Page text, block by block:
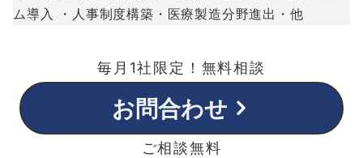
ム導入 ・人事制度構築・医療製造分野進出・他
毎月1社限定！無料相談
お問合わせ
ご相談無料